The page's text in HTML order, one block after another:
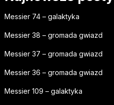
Messier 74 – galaktyka
Messier 38 – gromada gwiazd
Messier 37 – gromada gwiazd
Messier 36 – gromada gwiazd
Messier 109 – galaktyka